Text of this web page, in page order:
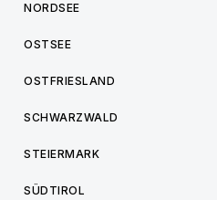
NORDSEE
OSTSEE
OSTFRIESLAND
SCHWARZWALD
STEIERMARK
SÜDTIROL